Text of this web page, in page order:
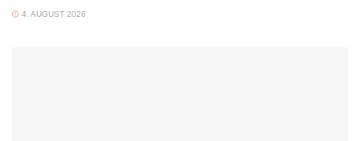
4. AUGUST 2026